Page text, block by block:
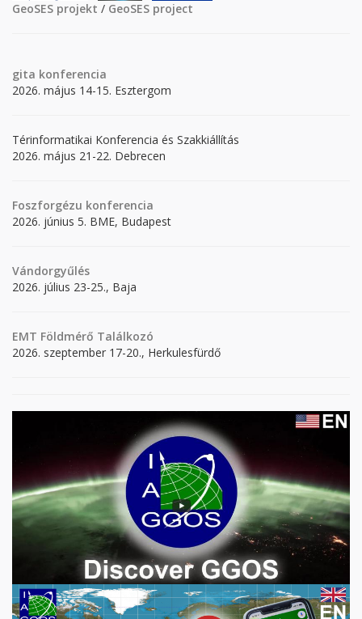
GeoSES projekt / GeoSES project
gita konferencia
2026. május 14-15. Esztergom
Térinformatikai Konferencia és Szakkiállítás
2026. május 21-22. Debrecen
Foszforgézu konferencia
2026. június 5. BME, Budapest
Vándorgyűlés
2026. július 23-25., Baja
EMT Földmérő Találkozó
2026. szeptember 17-20., Herkulesfürdő